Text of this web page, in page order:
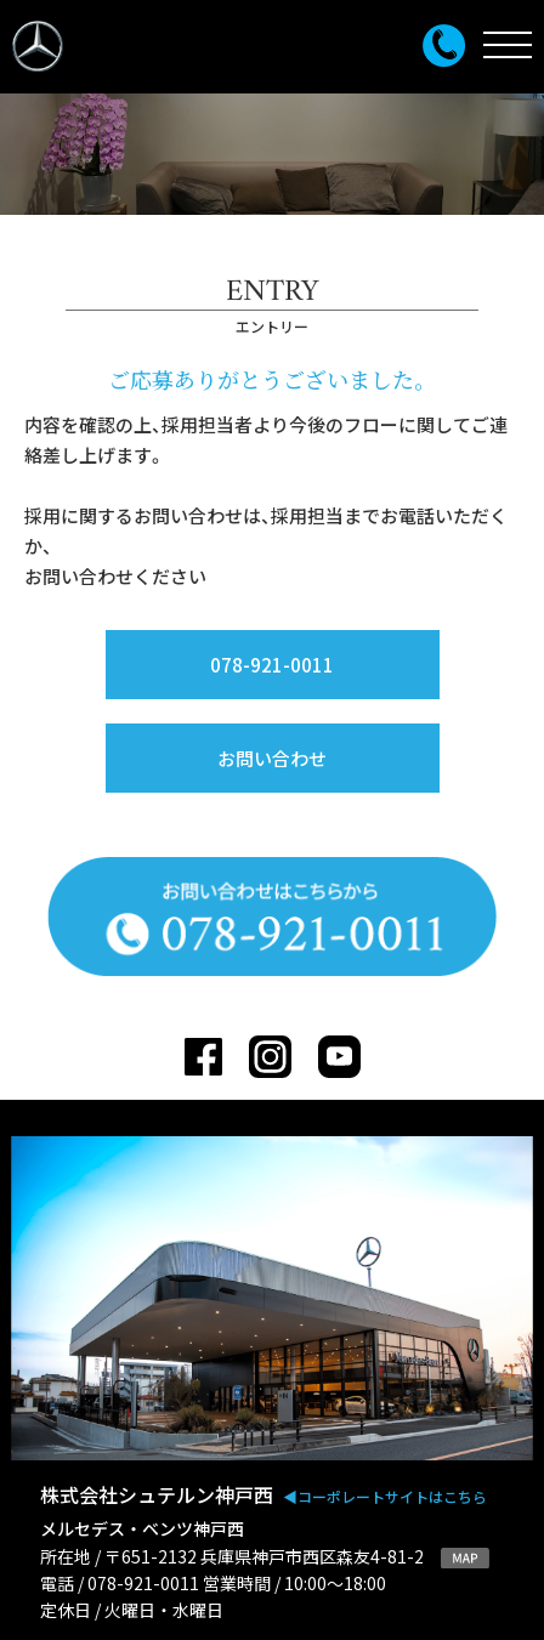
ENTRY
エントリー
ご応募ありがとうございました。
内容を確認の上、採用担当者より今後のフローに関してご連
絡差し上げます。
採用に関するお問い合わせは、採用担当までお電話いただく
か、
お問い合わせください
078-921-0011
お問い合わせ
株式会社シュテルン神戸西 ◀︎コーポレートサイトはこちら
メルセデス・ベンツ神戸西
所在地 / 〒651-2132 兵庫県神戸市西区森友4-81-2
電話 / 078-921-0011 営業時間 / 10:00〜18:00
定休日 / 火曜日・水曜日